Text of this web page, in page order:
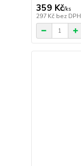
359 Kč/ks
297 Kč bez DPH